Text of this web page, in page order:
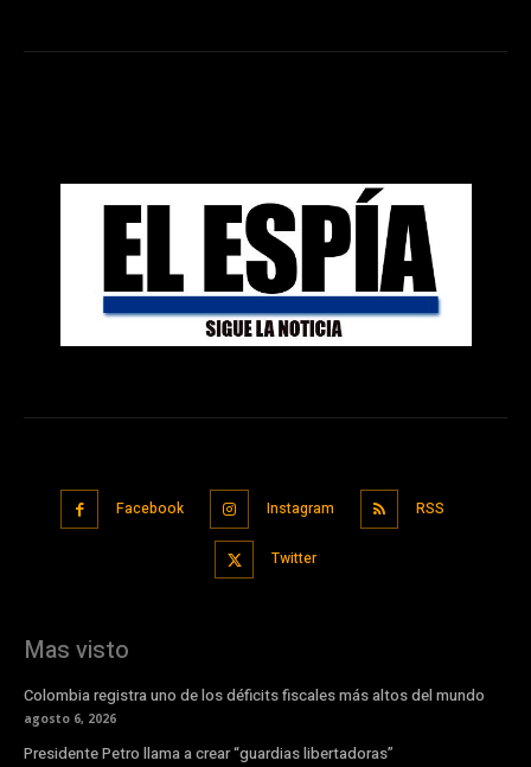
Facebook Instagram RSS
Twitter
Mas visto
Colombia registra uno de los déficits fiscales más altos del mundo
agosto 6, 2026
Presidente Petro llama a crear “guardias libertadoras”